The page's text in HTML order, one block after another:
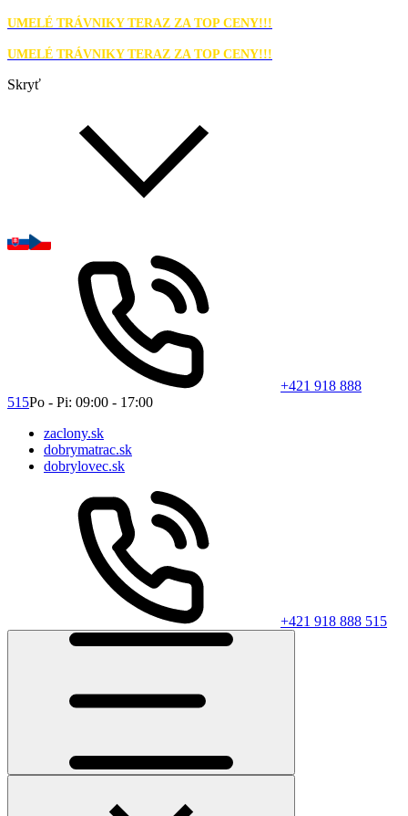
UMELÉ TRÁVNIKY TERAZ ZA TOP CENY!!!
UMELÉ TRÁVNIKY TERAZ ZA TOP CENY!!!
Skryť
+421 918 888
515Po - Pi: 09:00 - 17:00
zaclony.sk
dobrymatrac.sk
dobrylovec.sk
+421 918 888 515